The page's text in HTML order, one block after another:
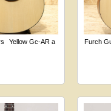
Yellow Gc-AR a Furch